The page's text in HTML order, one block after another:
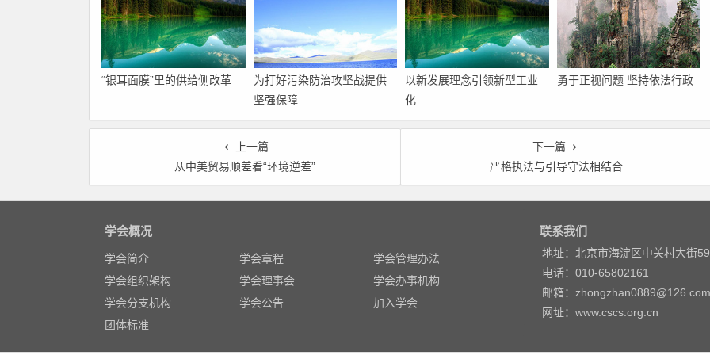
“银耳面膜”里的供给侧改革
为打好污染防治攻坚战提供
坚强保障
以新发展理念引领新型工业
化
勇于正视问题 坚持依法行政
上一篇
从中美贸易顺差看“环境逆差”
下一篇
严格执法与引导守法相结合
学会概况
学会简介 学会章程
学会管理办法
学会组织架构
学会理事会
学会办事机构
学会分支机构
学会公告
加入学会
团体标准
联系我们
地址：北京市海淀区中关村大街
电话：010-65802161
邮箱：zhongzhan0889@126.com
网址：www.cscs.org.cn